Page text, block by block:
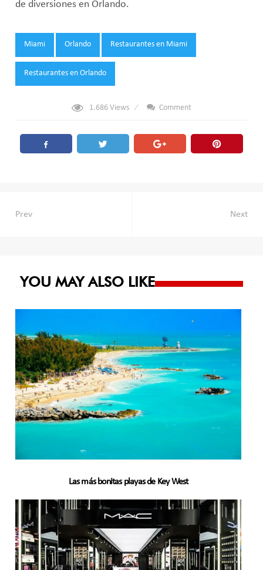
de diversiones en Orlando.
Tags:
Miami Orlando Restaurantes en Miami
Restaurantes en Orlando
1.686 Views Comment
Navegación
Prev Next
YOU MAY ALSO LIKE
Las más bonitas playas de Key West